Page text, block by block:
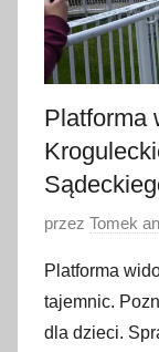
Platforma
O
u
b
l
przez Tomek
Platforma
tajemnic.
dla dzieci.